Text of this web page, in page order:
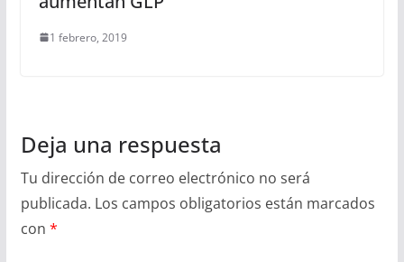
1 febrero, 2019
Deja una respuesta
Tu dirección de correo electrónico no será
publicada. Los campos obligatorios están marcados
con *